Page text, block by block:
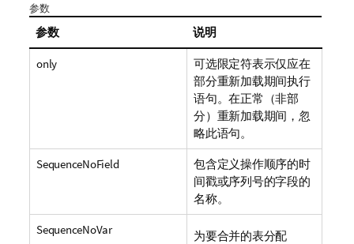
参数
参数 说明
only
可选限定符表示仅应在
部分重新加载期间执行
语句。在正常（非部
分）重新加载期间，忽
略此语句。
SequenceNoField
包含定义操作顺序的时
间戳或序列号的字段的
名称。
SequenceNoVar
为要合并的表分配